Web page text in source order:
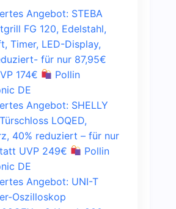
Angebot: STEBA
FG 120, Edelstahl,
Timer, LED-Display,
für nur 87,95€
174€
Pollin
DE
Angebot: SHELLY
LOQED,
40% reduziert – für nur
UVP 249€
Pollin
DE
Angebot: UNI-T
Oszilloskop